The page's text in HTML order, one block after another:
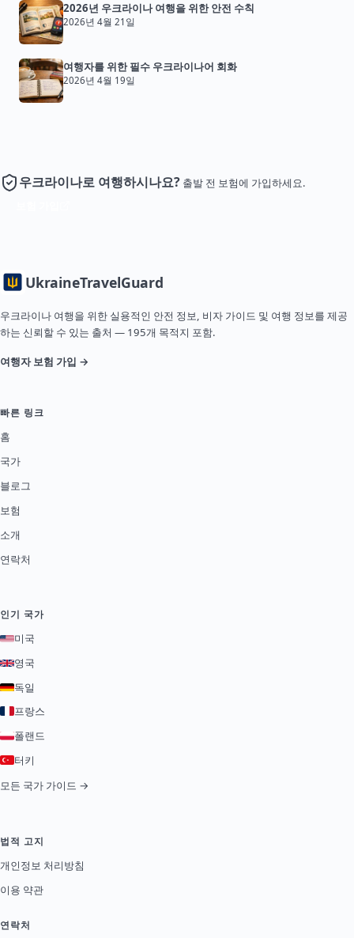
2026년 우크라이나 여행을 위한 안전 수칙
2026년 4월 21일
여행자를 위한 필수 우크라이나어 회화
2026년 4월 19일
우크라이나로 여행하시나요? 출발 전 보험에 가입하세요.
UkraineTravelGuard
우크라이나 여행을 위한 실용적인 안전 정보, 비자 가이드 및 여행 정보를 제공
하는 신뢰할 수 있는 출처 — 195개 목적지 포함.
여행자 보험 가입 →
빠른 링크
홈
국가
블로그
보험
소개
연락처
인기 국가
미국
영국
독일
프랑스
폴랜드
터키
모든 국가 가이드 →
법적 고지
개인정보 처리방침
이용 약관
연락처